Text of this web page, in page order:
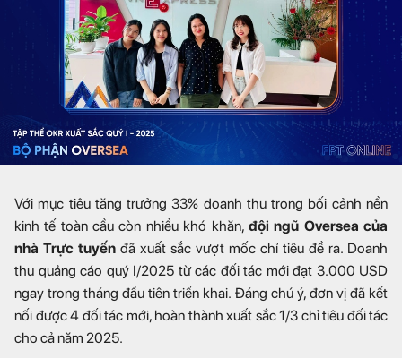
Với mục tiêu tăng trưởng 33% doanh thu trong bối cảnh nền
kinh tế toàn cầu còn nhiều khó khăn, đội ngũ Oversea của
nhà Trực tuyến đã xuất sắc vượt mốc chỉ tiêu đề ra. Doanh
thu quảng cáo quý I/2025 từ các đối tác mới đạt 3.000 USD
ngay trong tháng đầu tiên triển khai. Đáng chú ý, đơn vị đã kết
nối được 4 đối tác mới, hoàn thành xuất sắc 1/3 chỉ tiêu đối tác
cho cả năm 2025.